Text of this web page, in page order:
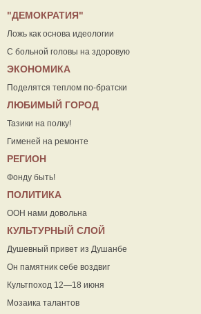
"ДЕМОКРАТИЯ"
Ложь как основа идеологии
С больной головы на здоровую
ЭКОНОМИКА
Поделятся теплом по-братски
ЛЮБИМЫЙ ГОРОД
Тазики на полку!
Гименей на ремонте
РЕГИОН
Фонду быть!
ПОЛИТИКА
ООН нами довольна
КУЛЬТУРНЫЙ СЛОЙ
Душевный привет из Душанбе
Он памятник себе воздвиг
Культпоход 12—18 июня
Мозаика талантов